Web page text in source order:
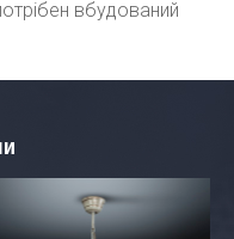
вбудований